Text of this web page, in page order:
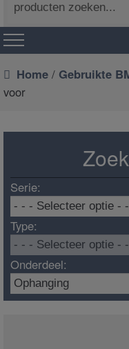
naar:
Home / Gebruikte
voor
Serie:
Type:
Onderdeel: